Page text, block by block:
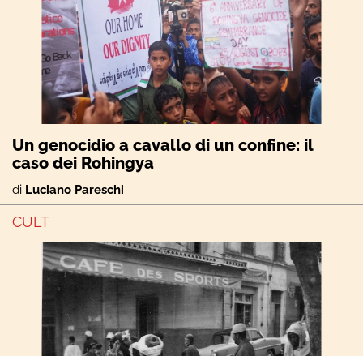
Un genocidio a cavallo di un confine: il
caso dei Rohingya
di Luciano Pareschi
CULT